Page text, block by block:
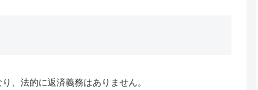
り、法的に返済義務はありません。